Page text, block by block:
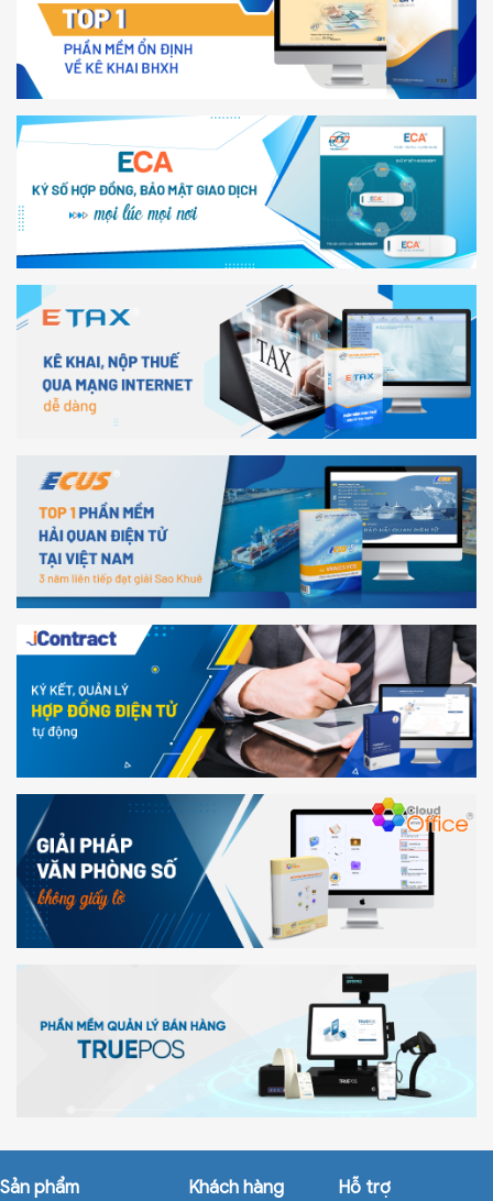
Sản phẩm Khách hàng Hỗ trợ